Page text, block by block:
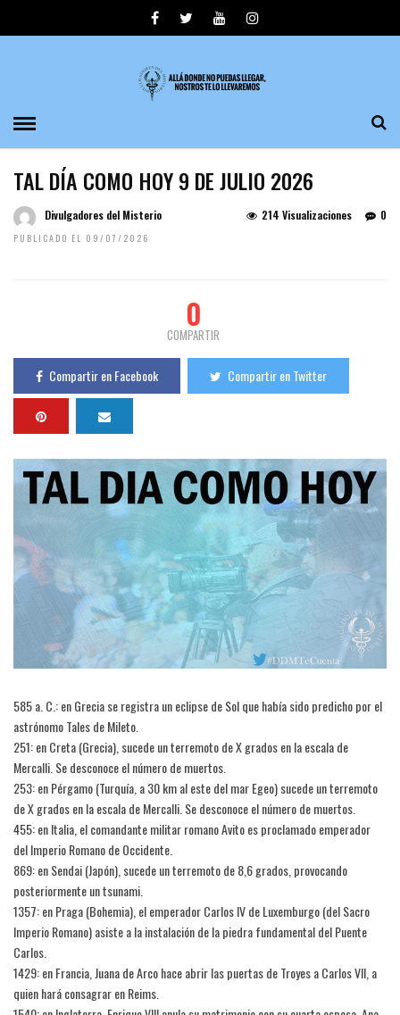
TAL DÍA COMO HOY 9 DE JULIO 2026
Divulgadores del Misterio
PUBLICADO EL 09/07/2026
0
214 Visualizaciones
0
COMPARTIR
Compartir en Facebook Compartir en Twitter
585 a. C.: en Grecia se registra un eclipse de Sol que había sido predicho por el
astrónomo Tales de Mileto.
251: en Creta (Grecia), sucede un terremoto de X grados en la escala de
Mercalli. Se desconoce el número de muertos.
253: en Pérgamo (Turquía, a 30 km al este del mar Egeo) sucede un terremoto
de X grados en la escala de Mercalli. Se desconoce el número de muertos.
455: en Italia, el comandante militar romano Avito es proclamado emperador
del Imperio Romano de Occidente.
869: en Sendai (Japón), sucede un terremoto de 8,6 grados, provocando
posteriormente un tsunami.
1357: en Praga (Bohemia), el emperador Carlos IV de Luxemburgo (del Sacro
Imperio Romano) asiste a la instalación de la piedra fundamental del Puente
Carlos.
1429: en Francia, Juana de Arco hace abrir las puertas de Troyes a Carlos VII, a
quien hará consagrar en Reims.